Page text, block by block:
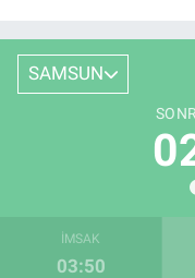
SAMSUN
İMSAK
03:50